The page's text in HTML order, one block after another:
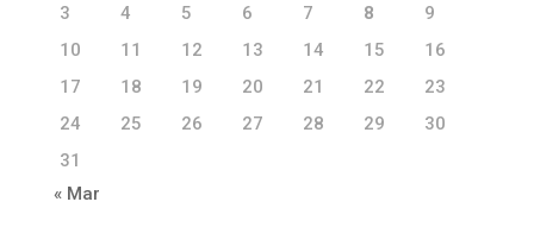
3
4 5 6 7 8
9
10
11 12 13 14 15
16
17
18 19 20 21 22
23
24
25 26 27 28 29
30
31
« Mar